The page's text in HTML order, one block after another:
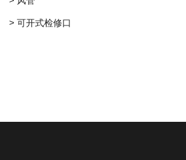
> 可开式检修口